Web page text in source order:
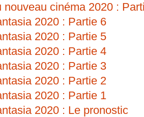
nouveau cinéma 2020 :
2020 : Partie 6
2020 : Partie 5
2020 : Partie 4
2020 : Partie 3
2020 : Partie 2
2020 : Partie 1
2020 : Le pronostic